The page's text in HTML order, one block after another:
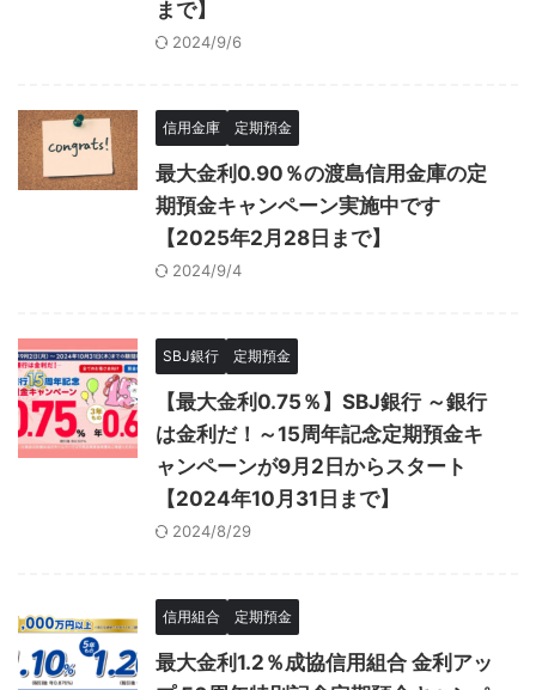
まで】
2024/9/6
信用金庫 定期預金
最大金利0.90％の渡島信用金庫の定
期預金キャンペーン実施中です
【2025年2月28日まで】
2024/9/4
SBJ銀行 定期預金
【最大金利0.75％】SBJ銀行 ～銀行
は金利だ！～15周年記念定期預金キ
ャンペーンが9月2日からスタート
【2024年10月31日まで】
2024/8/29
信用組合 定期預金
最大金利1.2％成協信用組合 金利アッ